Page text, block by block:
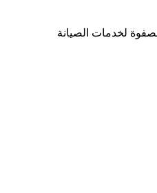
لخدمات الصيانة